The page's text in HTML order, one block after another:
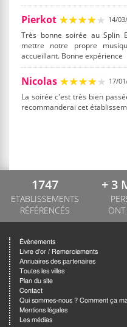
Pierkot 14/
Très bonne soirée au Splin
mettre notre propre
accueillant. Bonne expérience
Nicolas 17/
La soirée c'est très bien
recommanderai cet
1747
ETABLISSEMENTS
RÉFÉRENCÉS
+ 3
ONT
Évènements
Livre d'or / Remerciements
Annuaires des partenaires
Toutes les villes
Plan du site
Contact
Qui sommes-nous ? Comment ça
Mentions légales
Les médias